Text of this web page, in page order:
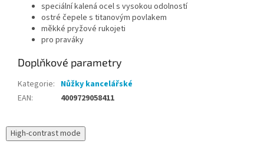
speciální kalená ocel s vysokou odolností
ostré čepele s titanovým povlakem
měkké pryžové rukojeti
pro praváky
Doplňkové parametry
Kategorie: Nůžky kancelářské
EAN: 4009729058411
High-contrast mode